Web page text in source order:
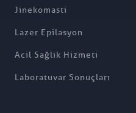
Jinekomasti
Lazer Epilasyon
Acil Sağlık Hizmeti
Laboratuvar Sonuçları